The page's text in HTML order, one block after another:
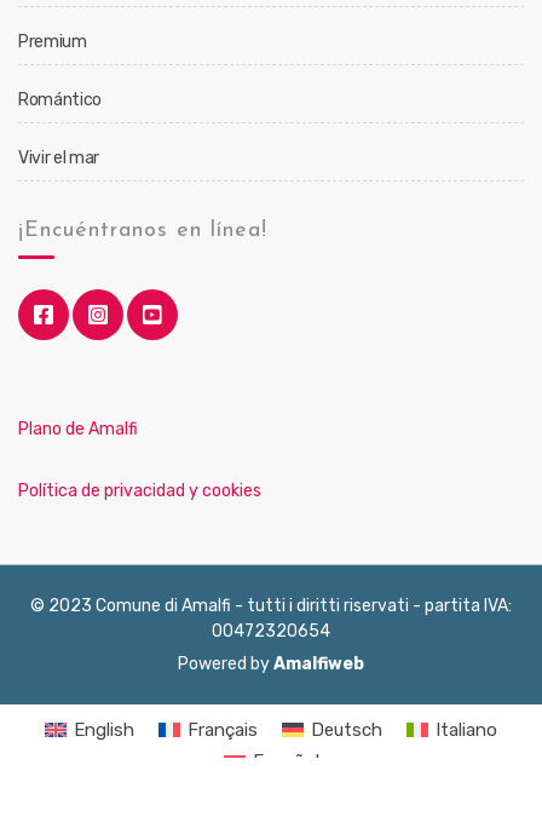
Premium
Romántico
Vivir el mar
¡Encuéntranos en línea!
Plano de Amalfi
Política de privacidad y cookies
© 2023 Comune di Amalfi - tutti i diritti riservati - partita IVA:
00472320654
Powered byAmalfiweb
English Français Deutsch
Italiano
Español